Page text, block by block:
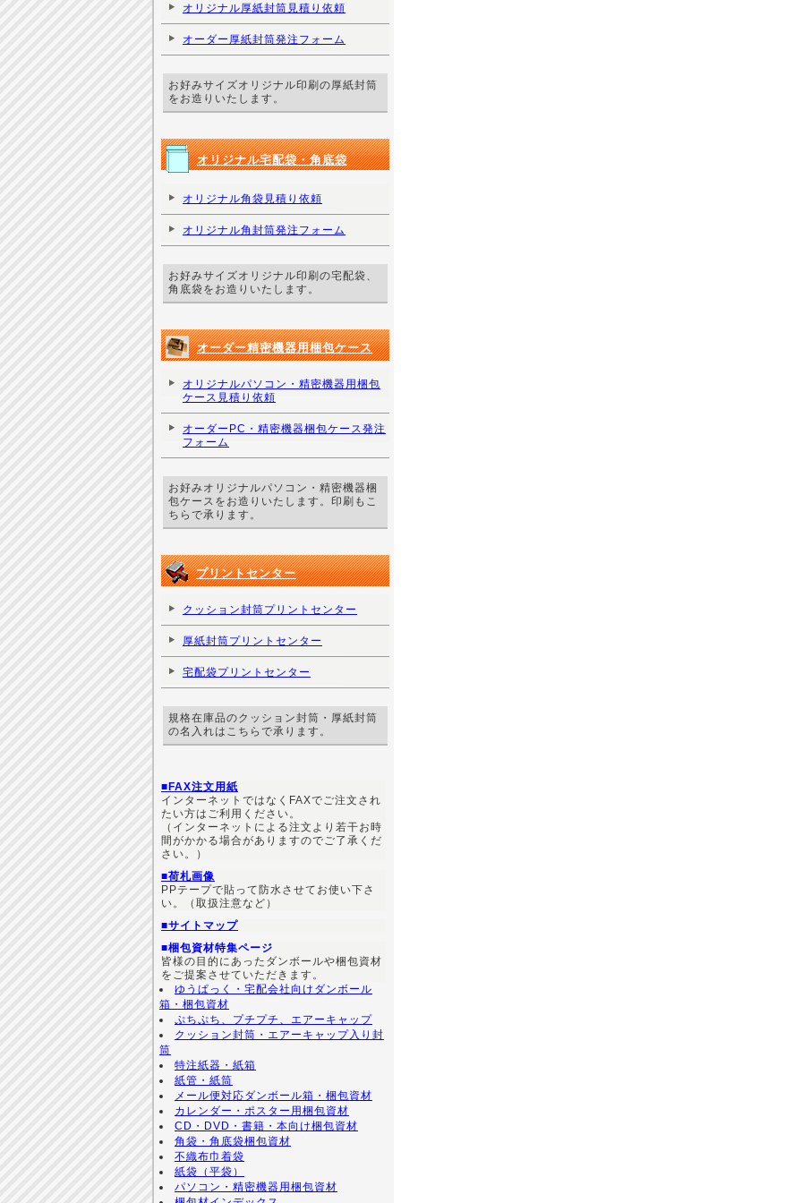
オリジナル厚紙封筒見積り依頼
オーダー厚紙封筒発注フォーム
お好みサイズオリジナル印刷の厚紙封筒
をお造りいたします。
オリジナル宅配袋・角底袋
オリジナル角袋見積り依頼
オリジナル角封筒発注フォーム
お好みサイズオリジナル印刷の宅配袋、
角底袋をお造りいたします。
オーダー精密機器用梱包ケース
オリジナルパソコン・精密機器用梱包
ケース見積り依頼
オーダーPC・精密機器梱包ケース発注
フォーム
お好みオリジナルパソコン・精密機器梱
包ケースをお造りいたします。印刷もこ
ちらで承ります。
プリントセンター
クッション封筒プリントセンター
厚紙封筒プリントセンター
宅配袋プリントセンター
規格在庫品のクッション封筒・厚紙封筒
の名入れはこちらで承ります。
■FAX注文用紙
インターネットではなくFAXでご注文され
たい方はご利用ください。
（インターネットによる注文より若干お時
間がかかる場合がありますのでご了承くだ
さい。）
■荷札画像
PPテープで貼って防水させてお使い下さ
い。（取扱注意など）
■サイトマップ
■梱包資材特集ページ
皆様の目的にあったダンボールや梱包資材
をご提案させていただきます。
ゆうぱっく・宅配会社向けダンボール
箱・梱包資材
ぷちぷち、プチプチ、エアーキャップ
クッション封筒・エアーキャップ入り封
筒
特注紙器・紙箱
紙管・紙筒
メール便対応ダンボール箱・梱包資材
カレンダー・ポスター用梱包資材
CD・DVD・書籍・本向け梱包資材
角袋・角底袋梱包資材
不織布巾着袋
紙袋（平袋）
パソコン・精密機器用梱包資材